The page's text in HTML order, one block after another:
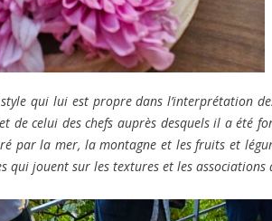
qui lui est propre dans l’interprétation
de celui des chefs auprès desquels il a été
par la mer, la montagne et les fruits et
qui jouent sur les textures et les associations